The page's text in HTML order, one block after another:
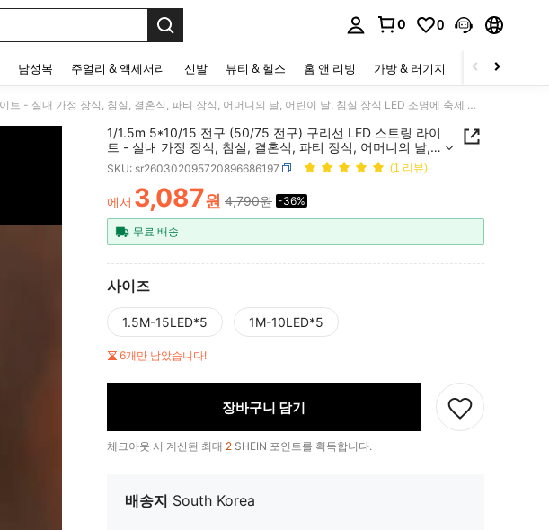
0 0
남성복 주얼리 & 액세서리 신발 뷰티 & 헬스 홈 앤 리빙 가방 & 러기지 스포츠 & 아웃
1/1.5m 5*10/15 전구 (50/75 전구) 구리선 LED 스트링 라이트 - 실내 가정 장식, 침실, 결혼식, 파티 장식, 어머니의 날, 어린이 날, 침실 장식 LED 조명에 축제 분위기를 조성하는 데 이상적
1/1.5m 5*10/15 전구 (50/75 전구) 구리선 LED 스트링 라이
트 - 실내 가정 장식, 침실, 결혼식, 파티 장식, 어머니의 날,
어린이 날, 침실 장식 LED 조명에 축제 분위기를 조성하는
데 이상적
SKU: sr260302095720896686197 (1 리뷰)
PRICE AND AVAILABILITY
에서 3,087원 4,790원 -36%
무료 배송
사이즈
1.5M-15LED*5 1M-10LED*5
6개만 남았습니다!
장바구니 담기
체크아웃 시 계산된 최대 2 SHEIN 포인트를 획득합니다.
배송지 South Korea